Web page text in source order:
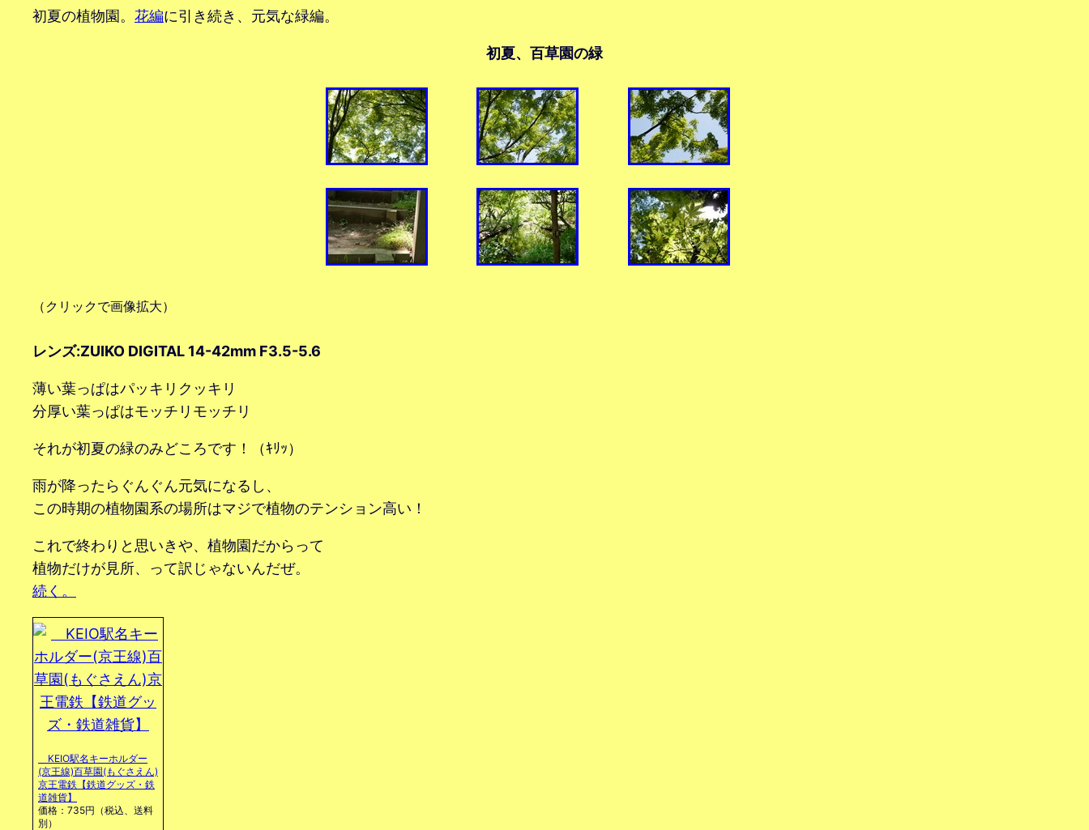
初夏の植物園。 花編に引き続き、元気な緑編。
初夏、百草園の緑
（クリックで画像拡大）
レンズ:ZUIKO DIGITAL 14-42mm F3.5-5.6
薄い葉っぱはパッキリクッキリ
分厚い葉っぱはモッチリモッチリ
それが初夏の緑のみどころです！（ｷﾘｯ）
雨が降ったらぐんぐん元気になるし、
この時期の植物園系の場所はマジで植物のテンション高い！
これで終わりと思いきや、植物園だからって
植物だけが見所、って訳じゃないんだぜ。
続く。
KEIO駅名キーホルダー
(京王線)百草園(もぐさえん)
京王電鉄【鉄道グッズ・鉄
道雑貨】
価格：735円（税込、送料
別）